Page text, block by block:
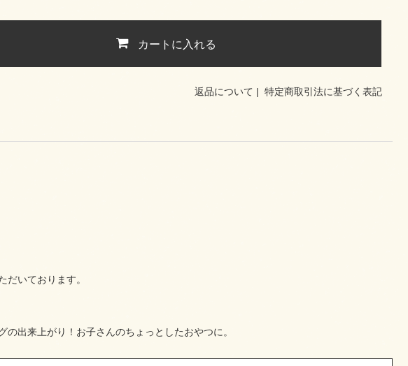
カートに入れる
返品について | 特定商取引法に基づく表記
だいております。
出来上がり！お子さんのちょっとしたおやつに。